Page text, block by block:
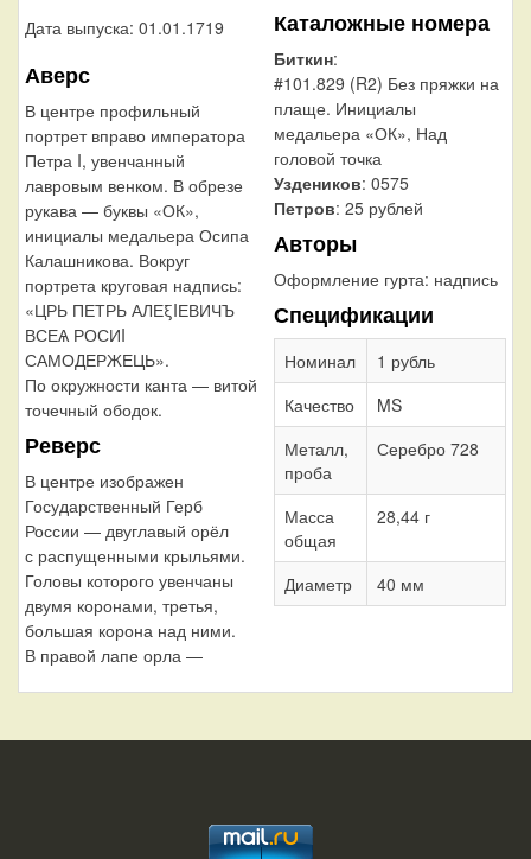
Дата выпуска: 01.01.1719
Аверс
В центре профильный
портрет вправо императора
Петра I, увенчанный
лавровым венком. В обрезе
рукава — буквы «ОК»,
инициалы медальера Осипа
Калашникова. Вокруг
портрета круговая надпись:
«ЦРЬ ПЕТРЬ АЛЕξIЕВИЧЪ
ВСЕѦ РОСИI
САМОДЕРЖЕЦЬ».
По окружности канта — витой
точечный ободок.
Реверс
В центре изображен
Государственный Герб
России — двуглавый орёл
с распущенными крыльями.
Головы которого увенчаны
двумя коронами, третья,
большая корона над ними.
В правой лапе орла —
Каталожные номера
Биткин:
#101.829 (R2) Без пряжки на
плаще. Инициалы
медальера «ОК», Над
головой точка
Уздеников: 0575
Петров: 25 рублей
Авторы
Оформление гурта: надпись
Спецификации
Номинал
1 рубль
Качество
MS
Металл,
проба
Серебро 728
Масса
общая
28,44 г
Диаметр 40 мм